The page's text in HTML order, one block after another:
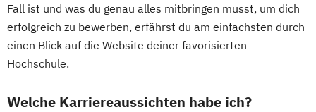
Fall ist und was du genau alles mitbringen musst, um dich
erfolgreich zu bewerben, erfährst du am einfachsten durch
einen Blick auf die Website deiner favorisierten
Hochschule.
Welche Karriereaussichten habe ich?